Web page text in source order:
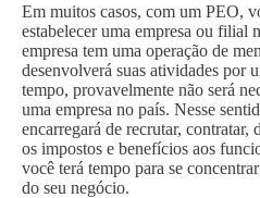
Em muitos casos, com um PEO,
estabelecer uma empresa ou filial
empresa tem uma operação de
desenvolverá suas atividades por
tempo, provavelmente não será
uma empresa no país. Nesse
encarregará de recrutar, contratar,
os impostos e benefícios aos
você terá tempo para se
do seu negócio.